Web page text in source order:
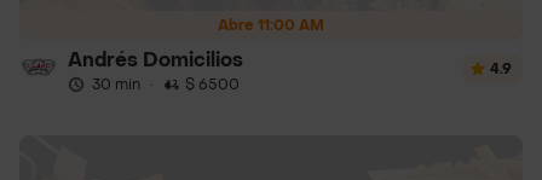
Abre 11:00 AM
Andrés Domicilios
30 min · $ 6500
4.9